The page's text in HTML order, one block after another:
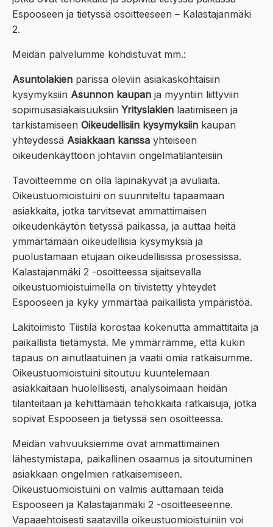
Espooseen ja tietyssä osoitteeseen – Kalastajanmäki
2.
Meidän palvelumme kohdistuvat mm.:
Asuntolakien parissa oleviin asiakaskohtaisiin
kysymyksiin Asunnon kaupan ja myyntiin liittyviin
sopimusasiakaisuuksiin Yrityslakien laatimiseen ja
tarkistamiseen Oikeudellisiin kysymyksiin kaupan
yhteydessä Asiakkaan kanssa yhteiseen
oikeudenkäyttöön johtaviin ongelmatilanteisiin
Tavoitteemme on olla läpinäkyvät ja avuliaita.
Oikeustuomioistuini on suunniteltu tapaamaan
asiakkaita, jotka tarvitsevat ammattimaisen
oikeudenkäytön tietyssä paikassa, ja auttaa heitä
ymmärtämään oikeudellisia kysymyksiä ja
puolustamaan etujaan oikeudellisissa prosessissa.
Kalastajanmäki 2 -osoitteessa sijaitsevalla
oikeustuomioistuimella on tiivistetty yhteydet
Espooseen ja kyky ymmärtää paikallista ympäristöä.
Lakitoimisto Tiistilä korostaa kokenutta ammattitaita ja
paikallista tietämystä. Me ymmärrämme, että kukin
tapaus on ainutlaatuinen ja vaatii omia ratkaisumme.
Oikeustuomioistuini sitoutuu kuuntelemaan
asiakkaitaan huolellisesti, analysoimaan heidän
tilanteitaan ja kehittämään tehokkaita ratkaisuja, jotka
sopivat Espooseen ja tietyssä sen osoitteessa.
Meidän vahvuuksiemme ovat ammattimainen
lähestymistapa, paikallinen osaamus ja sitoutuminen
asiakkaan ongelmien ratkaisemiseen.
Oikeustuomioistuini on valmis auttamaan teidä
Espooseen ja Kalastajanmäki 2 -osoitteeseenne.
Vapaaehtoisesti saatavilla oikeustuomioistuiniin voi